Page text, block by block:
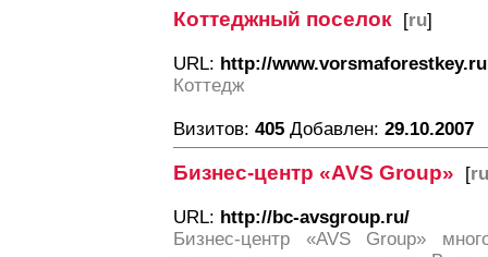
Коттеджный поселок [ru]
URL: http://www.vorsmaforestkey.ru
Коттедж
Визитов: 405 Добавлен: 29.10.2007
Бизнес-центр «AVS Group» [ru
URL: http://bc-avsgroup.ru/
Бизнес-центр «AVS Group»